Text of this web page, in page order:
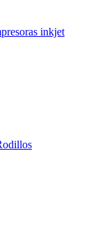
inkjet